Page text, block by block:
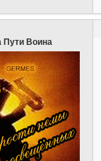
Пути Воина